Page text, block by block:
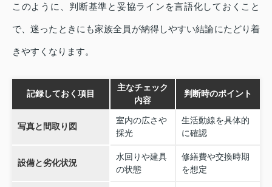
このように、判断基準と妥協ラインを言語化しておくこと
で、迷ったときにも家族全員が納得しやすい結論にたどり着
きやすくなります。
記録しておく項目
主なチェック
内容
判断時のポイント
写真と間取り図
室内の広さや
採光
生活動線を具体的
に確認
設備と劣化状況
水回りや建具
の状態
修繕費や交換時期
を想定